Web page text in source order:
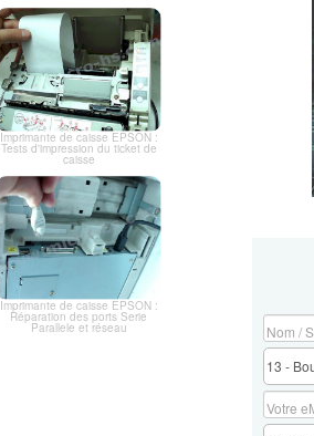
Imprimante de caisse EPSON :
Tests d'impression du ticket de
caisse
Imprimante de caisse EPSON :
Réparation des ports Serie
Parallele et réseau